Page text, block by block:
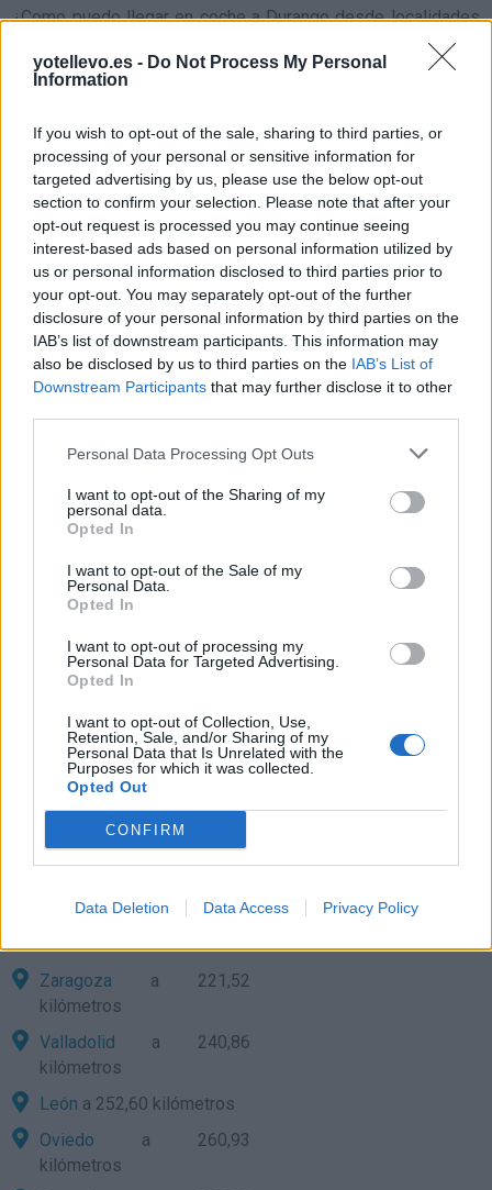
yotellevo.es - Do Not Process My Personal
Information
If you wish to opt-out of the sale, sharing to third parties, or
processing of your personal or sensitive information for
targeted advertising by us, please use the below opt-out
section to confirm your selection. Please note that after your
opt-out request is processed you may continue seeing
interest-based ads based on personal information utilized by
us or personal information disclosed to third parties prior to
your opt-out. You may separately opt-out of the further
disclosure of your personal information by third parties on the
IAB’s list of downstream participants. This information may
also be disclosed by us to third parties on the IAB’s List of
Downstream Participants that may further disclose it to other
Personal Data Processing Opt Outs
I want to opt-out of the Sharing of my
personal data.
Opted In
I want to opt-out of the Sale of my
Personal Data.
Opted In
I want to opt-out of processing my
Personal Data for Targeted Advertising.
Opted In
I want to opt-out of Collection, Use,
Retention, Sale, and/or Sharing of my
Personal Data that Is Unrelated with the
Purposes for which it was collected.
Opted Out
CONFIRM
Data Deletion Data Access Privacy Policy
¿Como puedo llegar en coche a Durango desde localidades
Iurretaa 0,86 kilómetros
Abadiñoa 2,01 kilómetros
Mañariaa 4,19 kilómetros
Berriz a 4,80 kilómetros
Atxondoa 5,62 kilómetros
Zaldibara 7,02 kilómetros
Elorrioa 8,47 kilómetros
Gerea a 8,62 kilómetros
desde localidades con
gran población o capitales
de provincia?
San Sebastiána 55,27
kilómetros
Logroñoa 79,78
kilómetros
Pamplona a 90,86
kilómetros
kilómetros
Burgosa 126,76
kilómetros
a 156,88 kilómetros
Huescaa 214,83
kilómetros
Zaragoza a 221,52
kilómetros
Valladolid a 240,86
kilómetros
León a 252,60 kilómetros
Oviedo a 260,93
kilómetros
Compartecómo llegar
a Durango
Precios de la
gasolina en Durango